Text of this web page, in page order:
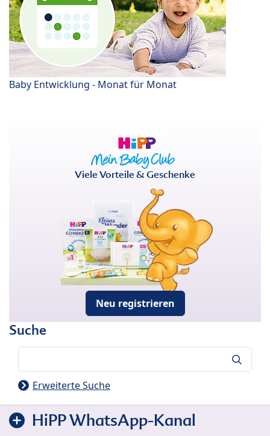
Baby Entwicklung - Monat für Monat
Viele Vorteile & Geschenke
Neu registrieren
Suche
Erweiterte Suche
HiPP WhatsApp-Kanal